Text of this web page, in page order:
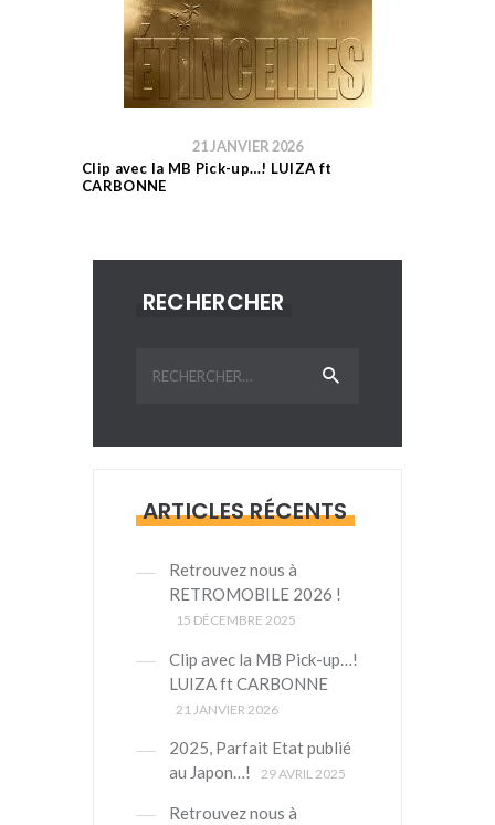
21 JANVIER 2026
Clip avec la MB Pick-up…! LUIZA ft
CARBONNE
RECHERCHER
ARTICLES RÉCENTS
Retrouvez nous à
RETROMOBILE 2026 !
15 DÉCEMBRE 2025
Clip avec la MB Pick-up…!
LUIZA ft CARBONNE
21 JANVIER 2026
2025, Parfait Etat publié
au Japon…!
29 AVRIL 2025
Retrouvez nous à